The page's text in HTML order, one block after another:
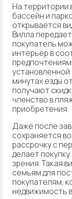
На территории
бассейн и
открывается
Вилла
покупатель
интерьер в
установленной
минутах езды
получают
членство в
приобретения.
Даже после
сохраняется
рассрочку с
делает
зрения. Такая
семьям для
покупателям,
недвижимость